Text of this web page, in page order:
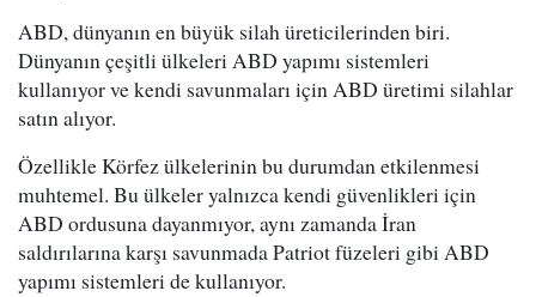
ABD, dünyanın en büyük silah üreticilerinden biri.
Dünyanın çeşitli ülkeleri ABD yapımı sistemleri
kullanıyor ve kendi savunmaları için ABD üretimi silahlar
satın alıyor.
Özellikle Körfez ülkelerinin bu durumdan etkilenmesi
muhtemel. Bu ülkeler yalnızca kendi güvenlikleri için
ABD ordusuna dayanmıyor, aynı zamanda İran
saldırılarına karşı savunmada Patriot füzeleri gibi ABD
yapımı sistemleri de kullanıyor.